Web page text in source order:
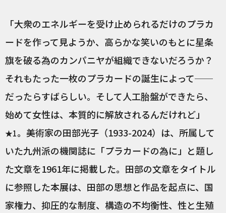
「大衆のエネルギーを受け止められるだけのプラカ
ードを作って見ようか、高らかな笑いのもとに星条
旗を破る為のカンパニヤが組織できないだろうか？
それもたった一枚のプラカードの誕生によって──
だったらすばらしい。そして人工胎盤ができたら、
始めて女性は、本質的に解放されるんだけれど」
★1。美術家の田部光子（1933-2024）は、所属して
いた九州派の機関誌に「プラカードの為に」と題し
た文章を1961年に掲載した。田部の文章をタイトル
に参照した本展は、田部の思想と作品を起点に、国
家権力、抑圧的な制度、構造の不均衡性、性と生殖